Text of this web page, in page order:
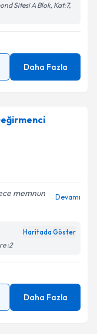
Sitesi A Blok, Kat:7,
Daha Fazla
memnun
Devamı
Haritada Göster
:2
Daha Fazla